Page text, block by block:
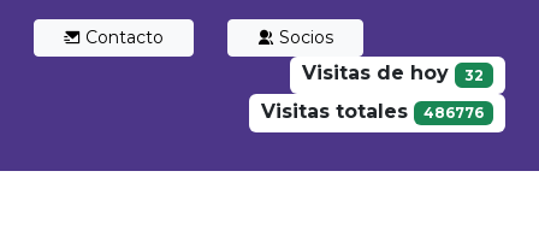
Contacto Socios
Visitas de hoy 32
Visitas totales 486776